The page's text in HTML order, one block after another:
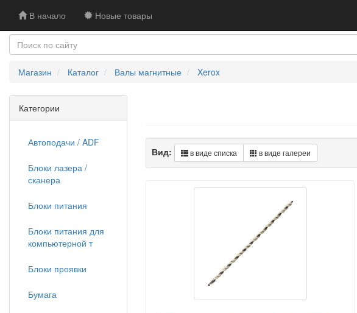
В начало Новые товары
Магазин Каталог Валы магнитные Xerox
Вид: в виде списка в виде галереи
Категории
Автоподачи / ADF
Блоки лазера /
сканера
Блоки питания
Блоки питания для
компьютерной т
Блоки проявки
Бумага